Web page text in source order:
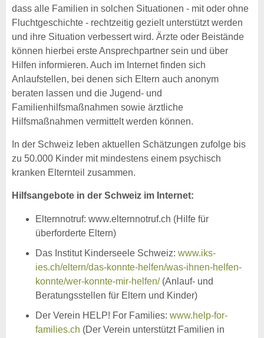
dass alle Familien in solchen Situationen - mit oder ohne
Fluchtgeschichte - rechtzeitig gezielt unterstützt werden
und ihre Situation verbessert wird. Ärzte oder Beistände
können hierbei erste Ansprechpartner sein und über
Hilfen informieren. Auch im Internet finden sich
Anlaufstellen, bei denen sich Eltern auch anonym
beraten lassen und die Jugend- und
Familienhilfsmaßnahmen sowie ärztliche
Hilfsmaßnahmen vermittelt werden können.
In der Schweiz leben aktuellen Schätzungen zufolge bis
zu 50.000 Kinder mit mindestens einem psychisch
kranken Elternteil zusammen.
Hilfsangebote in der Schweiz im Internet:
Elternnotruf: www.elternnotruf.ch (Hilfe für
überforderte Eltern)
Das Institut Kinderseele Schweiz: www.iks-
ies.ch/eltern/das-konnte-helfen/was-ihnen-helfen-
konnte/wer-konnte-mir-helfen/(Anlauf- und
Beratungsstellen für Eltern und Kinder)
Der Verein HELP! For Families: www.help-for-
families.ch (Der Verein unterstützt Familien in